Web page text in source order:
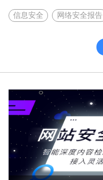
信息安全 网络安全报告